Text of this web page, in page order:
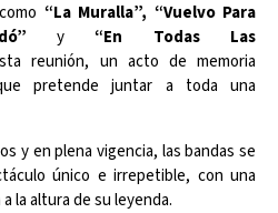
“La Muralla”, “Vuelvo Para
y “En Todas Las
reunión, un acto de memoria
pretende juntar a toda una
y en plena vigencia, las bandas se
único e irrepetible, con una
la altura de su leyenda.